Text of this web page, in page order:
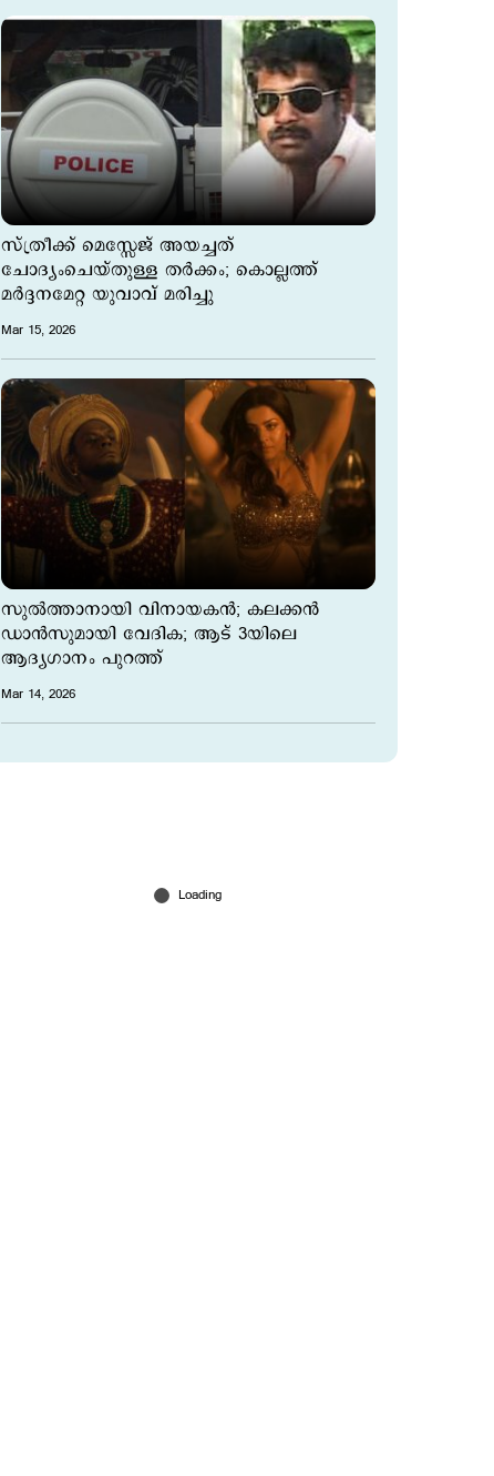
സ്ത്രീക്ക് മെസ്സേജ് അയച്ചത്
ചോദ്യംചെയ്തുള്ള തർക്കം; കൊല്ലത്ത്
മർദ്ദനമേറ്റ യുവാവ് മരിച്ചു
Mar 15, 2026
സുല്‍ത്താനായി വിനായകന്‍; കലക്കന്‍
ഡാന്‍സുമായി വേദിക; ആട് 3യിലെ
ആദ്യഗാനം പുറത്ത്
Mar 14, 2026